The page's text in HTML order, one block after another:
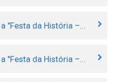
"Festa da História –...
"Festa da História –...